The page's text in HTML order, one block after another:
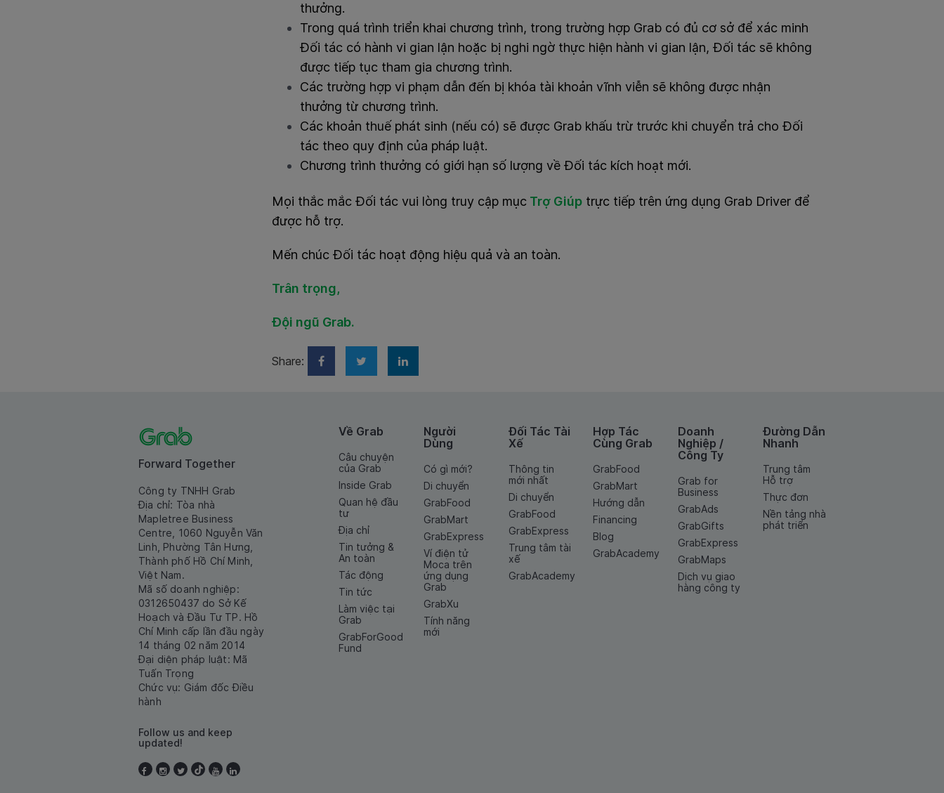
thưởng.
Trong quá trình triển khai chương trình, trong trường hợp Grab có đủ cơ sở để xác minh
Đối tác có hành vi gian lận hoặc bị nghi ngờ thực hiện hành vi gian lận, Đối tác sẽ không
được tiếp tục tham gia chương trình.
Các trường hợp vi phạm dẫn đến bị khóa tài khoản vĩnh viễn sẽ không được nhận
thưởng từ chương trình.
Các khoản thuế phát sinh (nếu có) sẽ được Grab khấu trừ trước khi chuyển trả cho Đối
tác theo quy định của pháp luật.
Chương trình thưởng có giới hạn số lượng về Đối tác kích hoạt mới.
Mọi thắc mắc Đối tác vui lòng truy cập mục Trợ Giúp trực tiếp trên ứng dụng Grab Driver để
được hỗ trợ.
Mến chúc Đối tác hoạt động hiệu quả và an toàn.
Trân trọng,
Đội ngũ Grab.
Share:
Forward Together
Công ty TNHH Grab
Địa chỉ: Tòa nhà
Mapletree Business
Centre, 1060 Nguyễn Văn
Linh, Phường Tân Hưng,
Thành phố Hồ Chí Minh,
Việt Nam.
Mã số doanh nghiệp:
0312650437 do Sở Kế
Hoạch và Đầu Tư TP. Hồ
Chí Minh cấp lần đầu ngày
14 tháng 02 năm 2014
Đại diện pháp luật: Mã
Tuấn Trọng
Chức vụ: Giám đốc Điều
hành
Follow us and keep
updated!
Về Grab
Câu chuyện
của Grab
Inside Grab
Quan hệ đầu
tư
Địa chỉ
Tin tưởng &
An toàn
Tác động
Tin tức
Làm việc tại
Grab
GrabForGood
Fund
Người
Dùng
Có gì mới?
Di chuyển
GrabFood
GrabMart
GrabExpress
Ví điện tử
Moca trên
ứng dụng
Grab
GrabXu
Tính năng
mới
Đối Tác Tài
Xế
Thông tin
mới nhất
Di chuyển
GrabFood
GrabExpress
Trung tâm tài
xế
GrabAcademy
Hợp Tác
Cùng Grab
GrabFood
GrabMart
Hướng dẫn
Financing
Blog
GrabAcademy
Doanh
Nghiệp /
Công Ty
Grab for
Business
GrabAds
GrabGifts
GrabExpress
GrabMaps
Dịch vụ giao
hàng công ty
Đường Dẫn
Nhanh
Trung tâm
Hỗ trợ
Thực đơn
Nền tảng nhà
phát triển